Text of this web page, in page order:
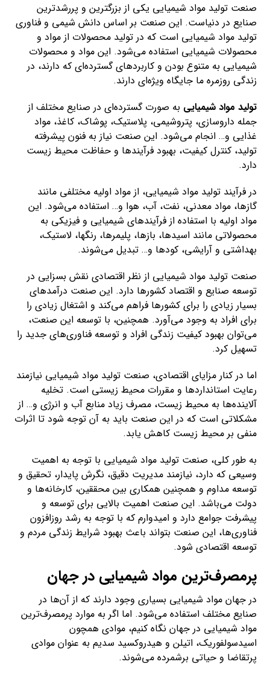
صنعت تولید مواد شیمیایی یکی از بزرگترین و پررشدترین
صنایع در دنیاست. این صنعت بر اساس دانش شیمی و فناوری
تولید مواد شیمیایی است که در تولید محصولات از مواد و
محصولات شیمیایی استفاده می‌شود. این مواد و محصولات
شیمیایی به متنوع بودن و کاربردهای گسترده‌ای که دارند، در
زندگی روزمره ما جایگاه ویژه‌ای دارند.
تولید مواد شیمیایی به صورت گسترده‌ای در صنایع مختلف از
جمله داروسازی، پتروشیمی، پلاستیک، پوشاک، کاغذ، مواد
غذایی و… انجام می‌شود. این صنعت نیاز به فنون پیشرفته
تولید، کنترل کیفیت، بهبود فرآیندها و حفاظت محیط زیست
دارد.
در فرآیند تولید مواد شیمیایی، از مواد اولیه مختلفی مانند
گازها، مواد معدنی، نفت، آب، هوا و… استفاده می‌شود. این
مواد اولیه با استفاده از فرآیندهای شیمیایی و فیزیکی به
محصولاتی مانند اسیدها، بازها، پلیمرها، رنگها، لاستیک،
بهداشتی و آرایشی، کودها و… تبدیل می‌شوند.
صنعت تولید مواد شیمیایی از نظر اقتصادی نقش بسزایی در
توسعه صنایع و اقتصاد کشورها دارد. این صنعت درآمدهای
بسیار زیادی را برای کشورها فراهم می‌کند و اشتغال زیادی را
برای افراد به وجود می‌آورد. همچنین، با توسعه این صنعت،
می‌توان بهبود کیفیت زندگی افراد و توسعه فناوری‌های جدید را
تسهیل کرد.
اما در کنار مزایای اقتصادی، صنعت تولید مواد شیمیایی نیازمند
رعایت استانداردها و مقررات محیط زیستی است. تخلیه
آلاینده‌ها به محیط زیست، مصرف زیاد منابع آب و انرژی و… از
مشکلاتی است که در این صنعت باید به آن توجه شود تا اثرات
منفی بر محیط زیست کاهش یابد.
به طور کلی، صنعت تولید مواد شیمیایی با توجه به اهمیت
وسیعی که دارد، نیازمند مدیریت دقیق، نگرش پایدار، تحقیق و
توسعه مداوم و همچنین همکاری بین محققین، کارخانه‌ها و
دولت می‌باشد. این صنعت اهمیت بالایی برای توسعه و
پیشرفت جوامع دارد و امیدوارم که با توجه به رشد روزافزون
فناوری‌ها، این صنعت بتواند باعث بهبود شرایط زندگی مردم و
توسعه اقتصادی شود.
پرمصرف‌ترین مواد شیمیایی در جهان
در جهان مواد شیمیایی بسیاری وجود دارند که از آن‌ها در
صنایع مختلف استفاده می‌شود. اما اگر به موارد پرمصرف‌ترین
مواد شیمیایی در جهان نگاه کنیم، موادی همچون
اسیدسولفوریک، اتیلن و هیدروکسید سدیم به عنوان موادی
پرتقاضا و حیاتی برشمرده می‌شوند.